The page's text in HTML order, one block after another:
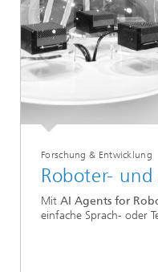
Forschung & Entwicklung
Roboter-
Mit AI Agents for
einfache Sprach- oder